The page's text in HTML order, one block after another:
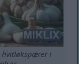
hvitløkspærer i